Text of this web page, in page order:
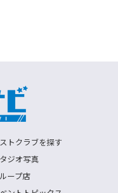
トクラブを探す
ジオ写真
ープ店